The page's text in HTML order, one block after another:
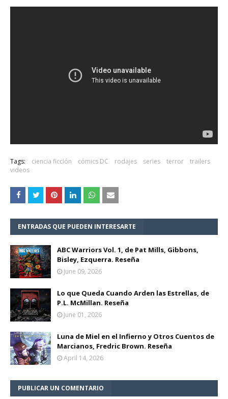
Tags: ciencia ficción cómics DC rodajes series terror
trailers
videos
ENTRADAS QUE PUEDEN INTERESARTE
ABC Warriors Vol. 1, de Pat Mills, Gibbons,
Bisley, Ezquerra. Reseña
June 09, 2026
Lo que Queda Cuando Arden las Estrellas, de
P.L. McMillan. Reseña
June 01, 2026
Luna de Miel en el Infierno y Otros Cuentos de
Marcianos, Fredric Brown. Reseña
April 14, 2026
PUBLICAR UN COMENTARIO